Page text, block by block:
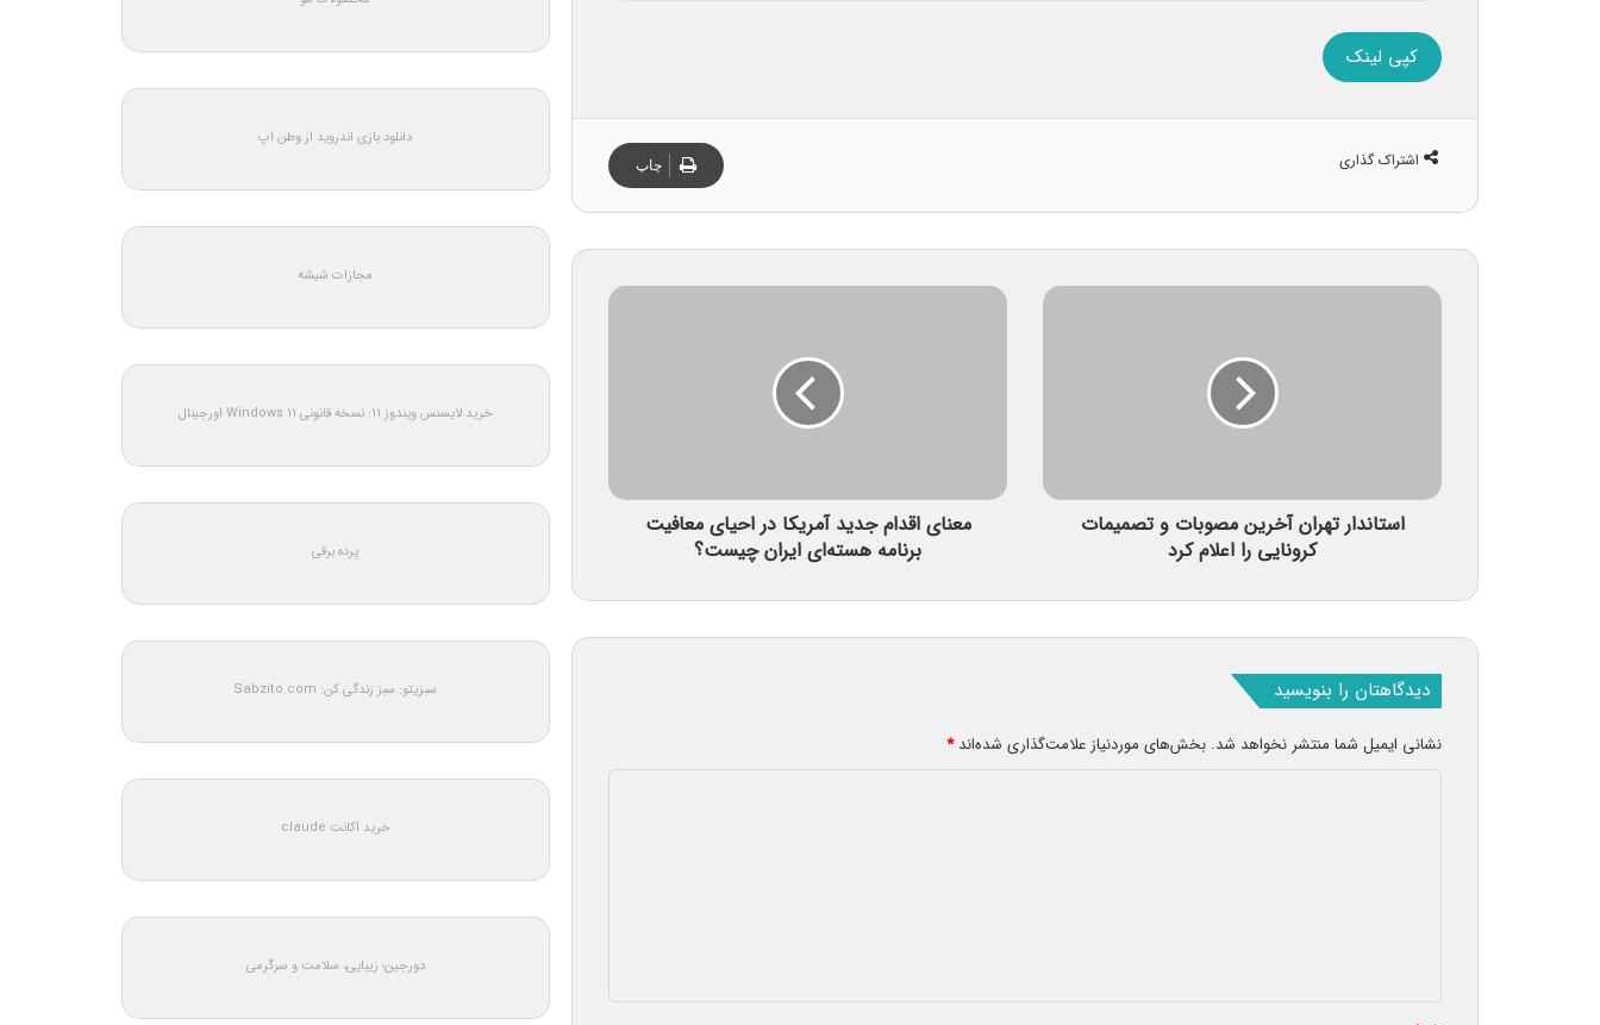
کپی لینک
اشتراک گذاری چاپ
استاندار تهران آخرین مصوبات و تصمیمات
کرونایی را اعلام کرد
معنای اقدام جدید آمریکا در احیای معافیت‌
برنامه هسته‌ای ایران چیست؟
دیدگاهتان را بنویسید
نشانی ایمیل شما منتشر نخواهد شد. بخش‌های موردنیاز علامت‌گذاری شده‌اند*
*
دانلود بازی اندروید از وطن اپ
مجازات شیشه
خرید لایسنس ویندوز 11: نسخه قانونی Windows 11 اورجینال
پرده برقی
سبزیتو: سبز زندگی کن: Sabzito.com
خرید اکانت claude
دورجین؛ زیبایی، سلامت و سرگرمی